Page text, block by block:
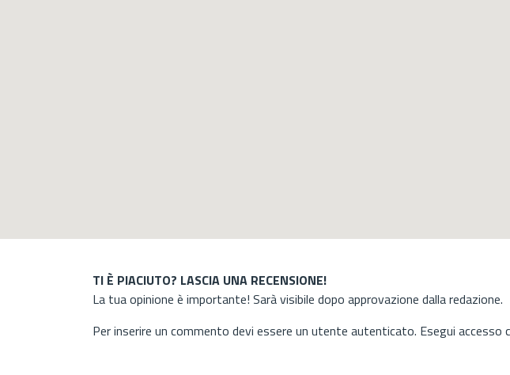
TI È PIACIUTO? LASCIA UNA RECENSIONE!
La tua opinione è importante! Sarà visibile dopo approvazione dalla redazione.
Per inserire un commento devi essere un utente autenticato. Esegui accesso